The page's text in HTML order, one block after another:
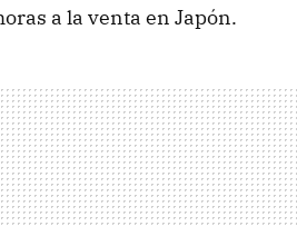
a la venta en Japón.